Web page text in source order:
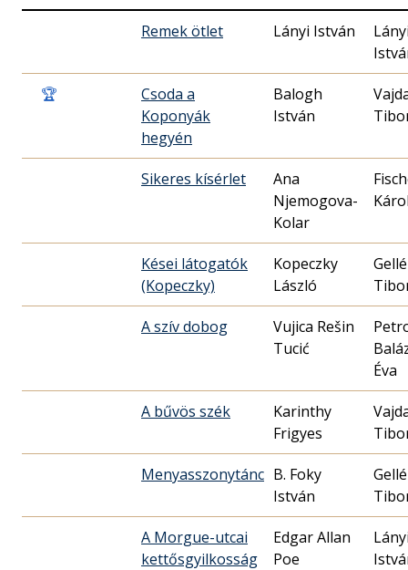
Remek ötlet Lányi István
🏆
Csoda a
Koponyák
hegyén
Balogh
István
Sikeres kísérlet
Ana
Njemogova-
Kolar
Kései látogatók
(Kopeczky)
Kopeczky
László
A szív dobog
Vujica Rešin
Tucić
Éva
A bűvös szék
Karinthy
Frigyes
Menyasszonytánc B. Foky
István
A Morgue-utcai
kettősgyilkosság
Edgar Allan
Poe